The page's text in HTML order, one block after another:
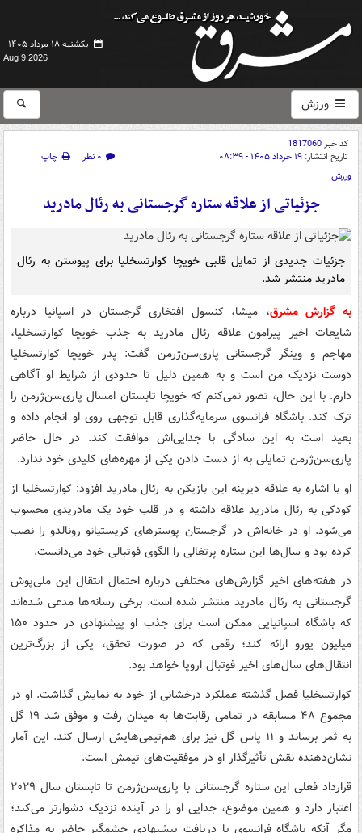
یکشنبه ۱۸ مرداد ۱۴۰۵ -
Aug 9 2026
ورزش
کد خبر1817060
تاریخ انتشار: ۱۹ خرداد ۱۴۰۵ - ۰۸:۳۹ ۰ نظر
چاپ
ورزش
جزئیاتی از علاقه ستاره گرجستانی به رئال مادرید
جزئیات جدیدی از تمایل قلبی خویچا کوارتسخلیا برای پیوستن به رئال
مادرید منتشر شد.
به گزارش مشرق، میشا، کنسول افتخاری گرجستان در اسپانیا درباره
شایعات اخیر پیرامون علاقه رئال مادرید به جذب خویچا کوارتسخلیا،
مهاجم و وینگر گرجستانی پاری‌سن‌ژرمن گفت: پدر خویچا کوارتسخلیا
دوست نزدیک من است و به همین دلیل تا حدودی از شرایط او آگاهی
دارم. با این حال، تصور نمی‌کنم که خویچا تابستان امسال پاری‌سن‌ژرمن را
ترک کند. باشگاه فرانسوی سرمایه‌گذاری قابل توجهی روی او انجام داده و
بعید است به این سادگی با جدایی‌اش موافقت کند. در حال حاضر
پاری‌سن‌ژرمن تمایلی به از دست دادن یکی از مهره‌های کلیدی خود ندارد.
او با اشاره به علاقه دیرینه این بازیکن به رئال مادرید افزود: کوارتسخلیا از
کودکی به رئال مادرید علاقه داشته و در قلب خود یک مادریدی محسوب
می‌شود. او در خانه‌اش در گرجستان پوسترهای کریستیانو رونالدو را نصب
کرده بود و سال‌ها این ستاره پرتغالی را الگوی فوتبالی خود می‌دانست.
در هفته‌های اخیر گزارش‌های مختلفی درباره احتمال انتقال این ملی‌پوش
گرجستانی به رئال مادرید منتشر شده است. برخی رسانه‌ها مدعی شده‌اند
که باشگاه اسپانیایی ممکن است برای جذب او پیشنهادی در حدود ۱۵۰
میلیون یورو ارائه کند؛ رقمی که در صورت تحقق، یکی از بزرگ‌ترین
انتقال‌های سال‌های اخیر فوتبال اروپا خواهد بود.
کوارتسخلیا فصل گذشته عملکرد درخشانی از خود به نمایش گذاشت. او در
مجموع ۴۸ مسابقه در تمامی رقابت‌ها به میدان رفت و موفق شد ۱۹ گل
به ثمر برساند و ۱۱ پاس گل نیز برای هم‌تیمی‌هایش ارسال کند. این آمار
نشان‌دهنده نقش تأثیرگذار او در موفقیت‌های تیمش است.
قرارداد فعلی این ستاره گرجستانی با پاری‌سن‌ژرمن تا تابستان سال ۲۰۲۹
اعتبار دارد و همین موضوع، جدایی او را در آینده نزدیک دشوارتر می‌کند؛
مگر آنکه باشگاه فرانسوی با دریافت پیشنهادی چشمگیر حاضر به مذاکره